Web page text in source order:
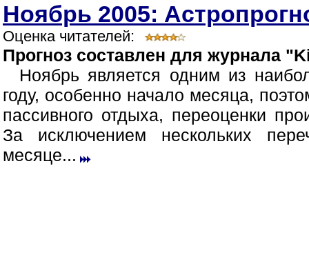
Ноябрь 2005:
Оценка читателей:
Прогноз составлен для журнала
Ноябрь является одним из
году, особенно начало месяца,
пассивного отдыха, переоценки
За исключением нескольких
месяце...